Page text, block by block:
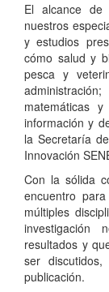
El alcance de
nuestros
y estudios
cómo salud y
pesca y
matemáticas
información y
la Secretaría
Innovación
Con la sólida
encuentro
múltiples
investigación
resultados y
ser
publicación.